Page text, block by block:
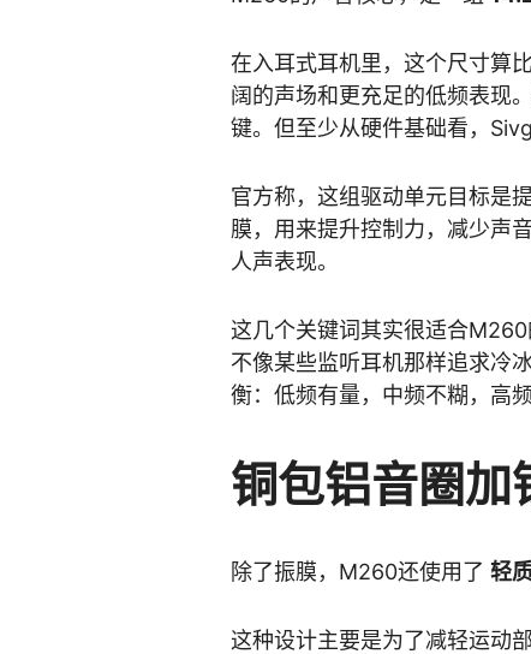
在入耳式耳机里，这个尺寸算
阔的声场和更充足的低频表现
键。但至少从硬件基础看，
官方称，这组驱动单元目标是
膜，用来提升控制力，减少声
人声表现。
这几个关键词其实很适合
不像某些监听耳机那样追求冷
衡：低频有量，中频不糊，高频
铜包铝音圈加
除了振膜，M260还使用了 轻
这种设计主要是为了减轻运动